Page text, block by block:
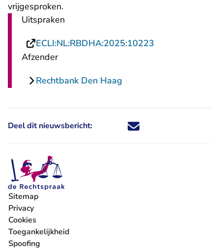
vrijgesproken.
Uitspraken
ECLI:NL:RBDHA:2025:10223
Afzender
Rechtbank Den Haag
Deel dit nieuwsbericht: Deel dit nieuwsbericht via X -
Deel dit nieuwsbericht via
Deel dit nieuwsbericht
Deel dit
Sitemap
Privacy
Cookies
Toegankelijkheid
Spoofing